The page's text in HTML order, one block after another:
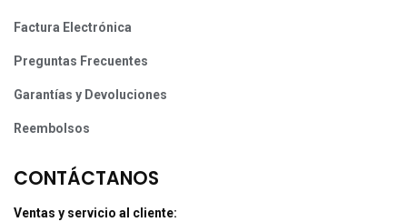
Factura Electrónica
Preguntas Frecuentes
Garantías y Devoluciones
Reembolsos
CONTÁCTANOS
Ventas y servicio al cliente: